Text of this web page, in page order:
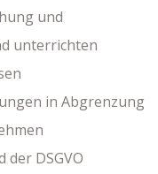
und
unterrichten
in Abgrenzung
DSGVO